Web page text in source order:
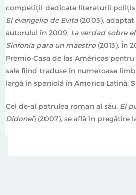
competiții dedicate literaturii
El evangelio de Evita(2003),
autorului în 2009, La verdad sobre
Sinfonía para un maestro(2013). În
Premio Casa de las Américas
sale fiind traduse în numeroase
largă în spaniolă în America Latină,
Cel de-al patrulea roman al său, El
Didonei) (2007), se află în pregătire